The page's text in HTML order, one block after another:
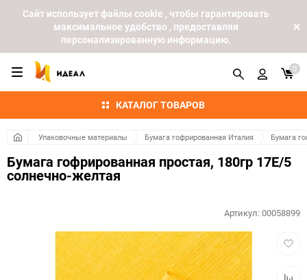
Cайт использует файлы cookie , чтобы гарантировать
максимальное удобство , предоставляя
персонализированную информацию.
КАТАЛОГ ТОВАРОВ
0
Упаковочные материалы Бумага гофрированная Италия Бумага
Бумага гофрированная простая, 180гр 17Е/5
солнечно-желтая
Артикул:00058899